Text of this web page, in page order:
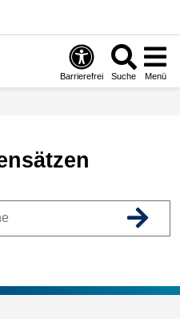
Barrierefrei Suche Menü